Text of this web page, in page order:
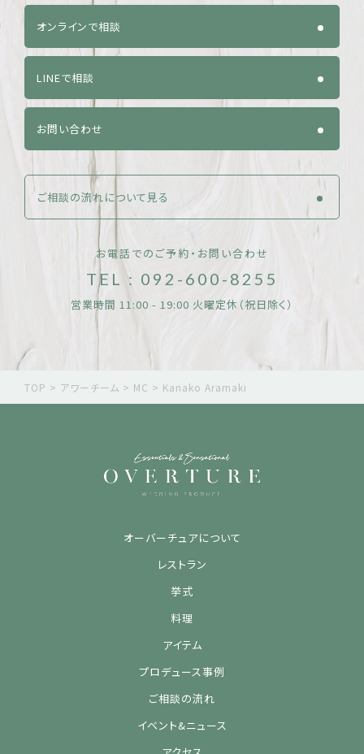
オンラインで相談
LINEで相談
お問い合わせ
ご相談の流れについて見る
お電話でのご予約・お問い合わせ
TEL : 092-600-8255
営業時間 11:00 - 19:00 火曜定休（祝日除く）
TOP > アワーチーム > MC > Kanako Aramaki
オーバーチュアについて
レストラン
挙式
料理
アイテム
プロデュース事例
ご相談の流れ
イベント&ニュース